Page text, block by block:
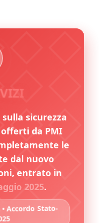
sicurezza
da PMI
le
dal nuovo
entrato in
2025.
Accordo Stato-